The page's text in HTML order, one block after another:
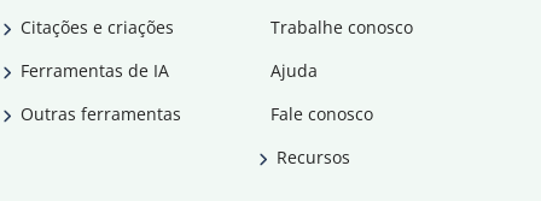
Citações e criações
Ferramentas de IA
Outras ferramentas
Trabalhe conosco
Ajuda
Fale conosco
Recursos